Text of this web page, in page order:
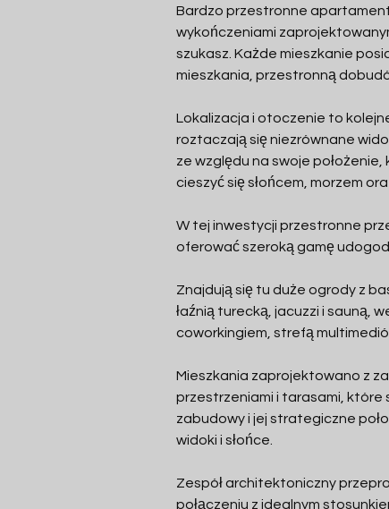
Bardzo przestronne
wykończeniami
szukasz. Każde mieszkanie
mieszkania, przestronną
Lokalizacja i otoczenie to
roztaczają się niezrównane
ze względu na swoje
cieszyć się słońcem, morzem
W tej inwestycji przestronne
oferować szeroką gamę
Znajdują się tu duże ogrody z
łaźnią turecką, jacuzzi i sauną,
coworkingiem, strefą
Mieszkania zaprojektowano z
przestrzeniami i tarasami, które
zabudowy i jej strategiczne
widoki i słońce.
Zespół architektoniczny
połączeniu z idealnym